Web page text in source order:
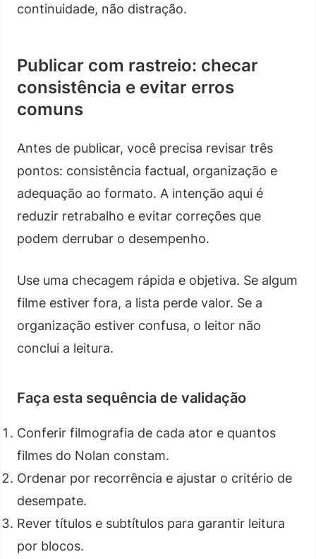
continuidade, não distração.
Publicar com rastreio: checar
consistência e evitar erros
comuns
Antes de publicar, você precisa revisar três
pontos: consistência factual, organização e
adequação ao formato. A intenção aqui é
reduzir retrabalho e evitar correções que
podem derrubar o desempenho.
Use uma checagem rápida e objetiva. Se algum
filme estiver fora, a lista perde valor. Se a
organização estiver confusa, o leitor não
conclui a leitura.
Faça esta sequência de validação
Conferir filmografia de cada ator e quantos
filmes do Nolan constam.
Ordenar por recorrência e ajustar o critério de
desempate.
Rever títulos e subtítulos para garantir leitura
por blocos.